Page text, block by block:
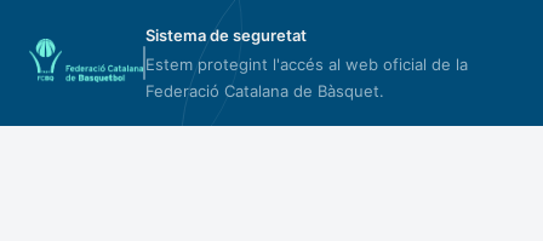
Sistema de seguretat
Estem protegint l'accés al web oficial de la
Federació Catalana de Bàsquet.